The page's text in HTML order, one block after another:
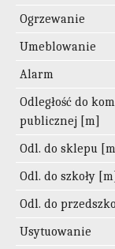
Ogrzewanie
Umeblowanie
Alarm
Odległość do
publicznej [m]
Odl. do sklepu
Odl. do szkoły [m]
Odl. do
Usytuowanie